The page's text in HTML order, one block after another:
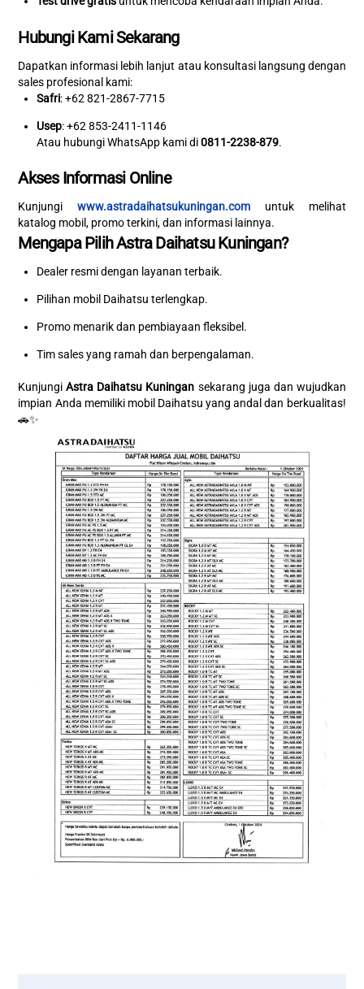
Hubungi Kami Sekarang
Dapatkan informasi lebih lanjut atau konsultasi langsung dengan
sales profesional kami:
Safri: +62 821-2867-7715
Usep: +62 853-2411-1146
Atau hubungi WhatsApp kami di0811-2238-879.
Akses Informasi Online
Kunjungiwww.astradaihatsukuningan.com untuk melihat
katalog mobil, promo terkini, dan informasi lainnya.
Mengapa Pilih Astra Daihatsu Kuningan?
Dealer resmi dengan layanan terbaik.
Pilihan mobil Daihatsu terlengkap.
Promo menarik dan pembiayaan fleksibel.
Tim sales yang ramah dan berpengalaman.
KunjungiAstra Daihatsu Kuningan sekarang juga dan wujudkan
impian Anda memiliki mobil Daihatsu yang andal dan berkualitas!
🚗✨